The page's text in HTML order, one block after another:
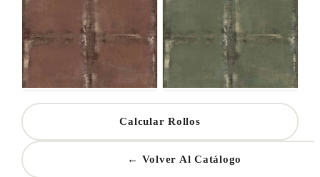
Calcular Rollos
← Volver Al Catálogo